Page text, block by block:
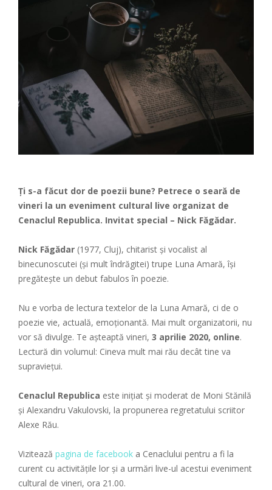
Ți s-a făcut dor de poezii bune? Petrece o seară de
vineri la un eveniment cultural live organizat de
Cenaclul Republica. Invitat special – Nick Făgădar.
Nick Făgădar (1977, Cluj), chitarist și vocalist al
binecunoscutei (și mult îndrăgitei) trupe Luna Amară, își
pregătește un debut fabulos în poezie.
Nu e vorba de lectura textelor de la Luna Amară, ci de o
poezie vie, actuală, emoționantă. Mai mult organizatorii, nu
vor să divulge. Te așteaptă vineri, 3 aprilie 2020, online.
Lectură din volumul: Cineva mult mai rău decât tine va
supraviețui.
Cenaclul Republica este iniţiat şi moderat de Moni Stănilă
și Alexandru Vakulovski, la propunerea regretatului scriitor
Alexe Rău.
Vizitează pagina de facebook a Cenaclului pentru a fi la
curent cu activitățile lor și a urmări live-ul acestui eveniment
cultural de vineri, ora 21.00.